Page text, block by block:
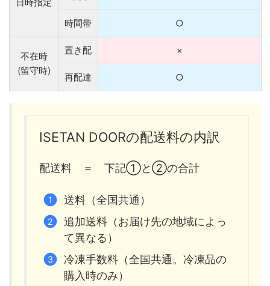
時間帯 ○
不在時
(留守時)
置き配 ×
再配達 ○
ISETAN DOORの配送料の内訳
配送料 ＝ 下記①と②の合計
送料（全国共通）
追加送料（お届け先の地域によっ
て異なる）
冷凍手数料（全国共通。冷凍品の
購入時のみ）